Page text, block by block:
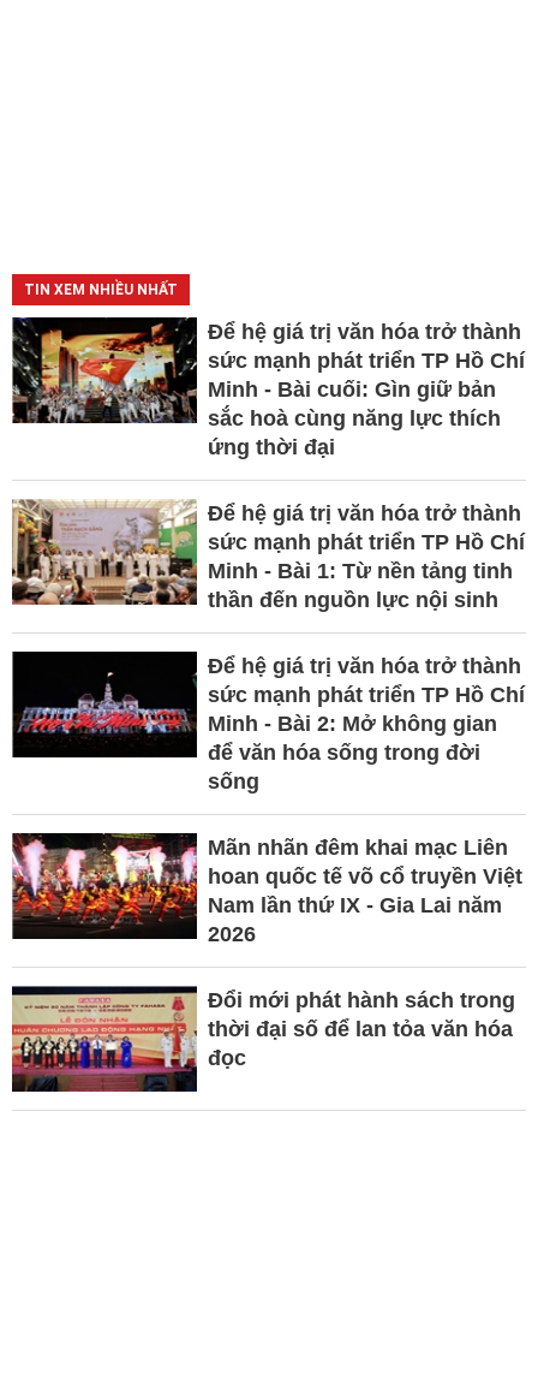
TIN XEM NHIỀU NHẤT
Để hệ giá trị văn hóa trở thành
sức mạnh phát triển TP Hồ Chí
Minh - Bài cuối: Gìn giữ bản
sắc hoà cùng năng lực thích
ứng thời đại
Để hệ giá trị văn hóa trở thành
sức mạnh phát triển TP Hồ Chí
Minh - Bài 1: Từ nền tảng tinh
thần đến nguồn lực nội sinh
Để hệ giá trị văn hóa trở thành
sức mạnh phát triển TP Hồ Chí
Minh - Bài 2: Mở không gian
để văn hóa sống trong đời
sống
Mãn nhãn đêm khai mạc Liên
hoan quốc tế võ cổ truyền Việt
Nam lần thứ IX - Gia Lai năm
2026
Đổi mới phát hành sách trong
thời đại số để lan tỏa văn hóa
đọc